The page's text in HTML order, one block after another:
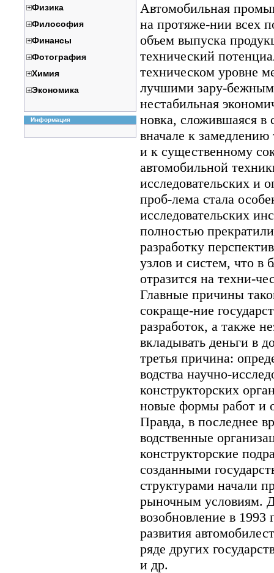
Физика
Философия
Финансы
Фотография
Химия
Экономика
Информация
Автомобильная
на протяже-нии всех
объем выпуска
технический
техническом уровне
лучшими зару-
нестабильная
новка, сложившаяся в
вначале к замедлению
и к существенному
автомобильной
исследовательских и
проб-лема стала
исследовательских
полностью
разработку
узлов и систем, что в
отразится на техни-
Главные причины
сокраще-ние
разработок, а также
вкладывать деньги в
третья причина:
водства научно-
конструкторских
новые формы работ и
Правда, в последнее
водственные
конструкторские
созданными
структурами начали
рыночным условиям.
возобновление в 1993
развития
ряде других
и др.